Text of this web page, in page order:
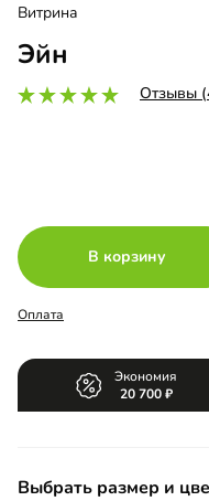
Витрина
Эйн
Отзывы
В корзину
Оплата
Экономия
20 700
Выбрать размер и